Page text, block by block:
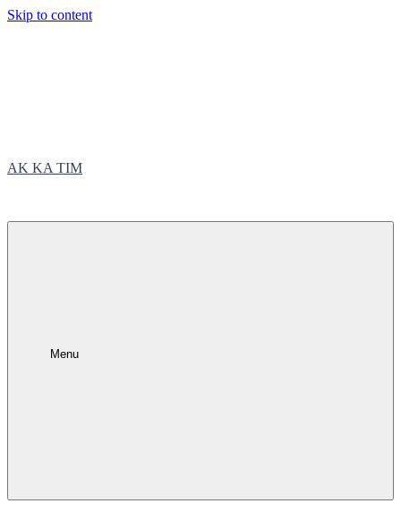
Skip to content
AK KA TIM
Menu